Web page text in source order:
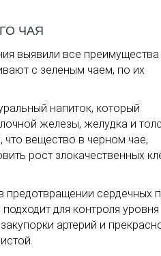
ЧАЯ
выявили все преимущества
с зеленым чаем, по их
напиток, который
железы, желудка и
вещество в черном чае,
рост злокачественных
предотвращении сердечных
для контроля уровня
артерий и